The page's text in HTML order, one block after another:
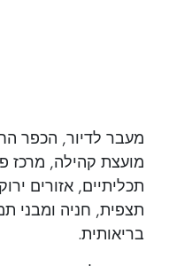
מועצת קהילה, מרכז
תכליתיים, אזורים
תצפית, חניה ומבני
בריאותית.